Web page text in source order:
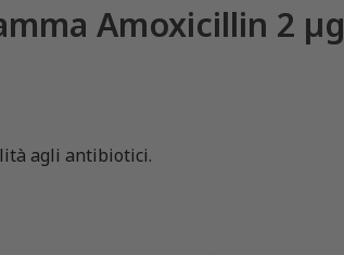
Amoxicillin 2 µg
agli antibiotici.